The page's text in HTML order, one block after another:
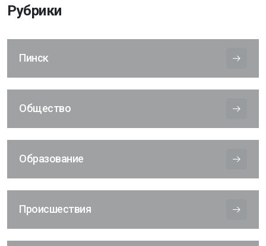
Рубрики
Пинск
Общество
Образование
Происшествия